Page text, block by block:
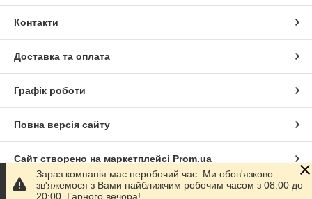
Контакти
Доставка та оплата
Графік роботи
Повна версія сайту
Сайт створено на маркетплейсі Prom.ua
Політика конфіденційності
Зараз компанія має неробочий час. Ми обов'язково
зв'яжемося з Вами найближчим робочим часом з 08:00 до
20:00. Гарного вечора!